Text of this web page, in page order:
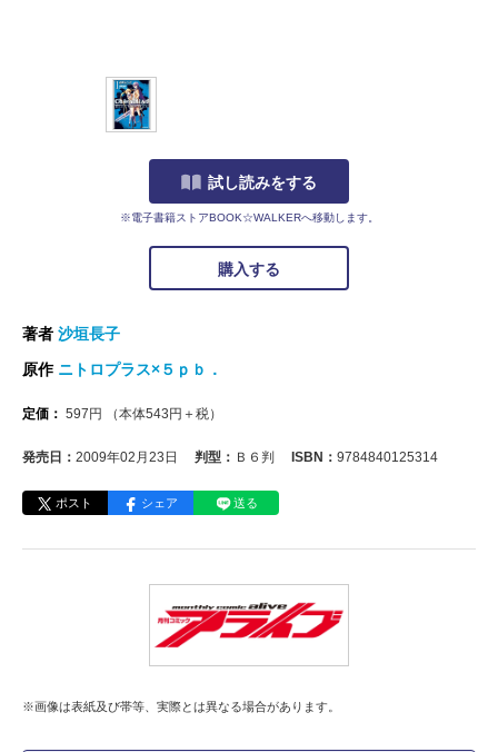
試し読みをする
※電子書籍ストアBOOK☆WALKERへ移動します。
購入する
著者 沙垣長子
原作 ニトロプラス×５ｐｂ．
定価： 597 円 （本体543 円＋税）
発売日： 2009年02月23日 判型： Ｂ６判 ISBN： 9784840125314
ポスト シェア 送る
※画像は表紙及び帯等、実際とは異なる場合があります。